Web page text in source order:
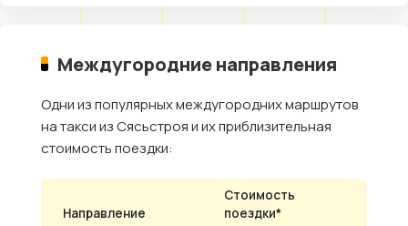
Междугородние направления
Одни из популярных междугородних маршрутов
на такси из Сясьстроя и их приблизительная
стоимость поездки:
Направление
Стоимость
поездки*